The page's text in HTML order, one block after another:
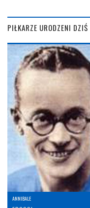
PIŁKARZE URODZENI DZIŚ
ANNIBALE